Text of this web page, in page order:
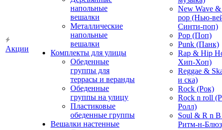
Акции
напольные
вешалки
Металлические
напольные
вешалки
Комплекты для улицы
Обеденные
группы для
террасы и веранды
Обеденные
группы на улицу
Пластиковые
обеденные группы
Вешалки настенные
New Wave
pop (Нью-
Синти-поп)
Pop (Поп)
Punk (Панк)
Rap & Hip
Хип-Хоп)
Reggae &
и ска)
Rock (Рок)
Rock n roll
Ролл)
Soul & R n
Ритм-н-